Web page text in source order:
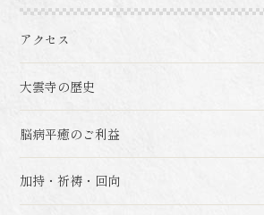
アクセス
大雲寺の歴史
脳病平癒のご利益
加持・祈祷・回向